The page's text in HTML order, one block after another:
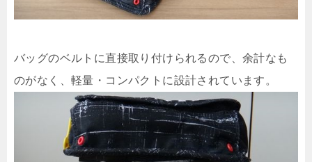
バッグのベルトに直接取り付けられるので、余計なも
のがなく、軽量・コンパクトに設計されています。